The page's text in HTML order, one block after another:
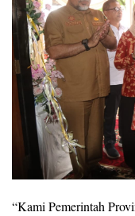
“Kami Pemerintah